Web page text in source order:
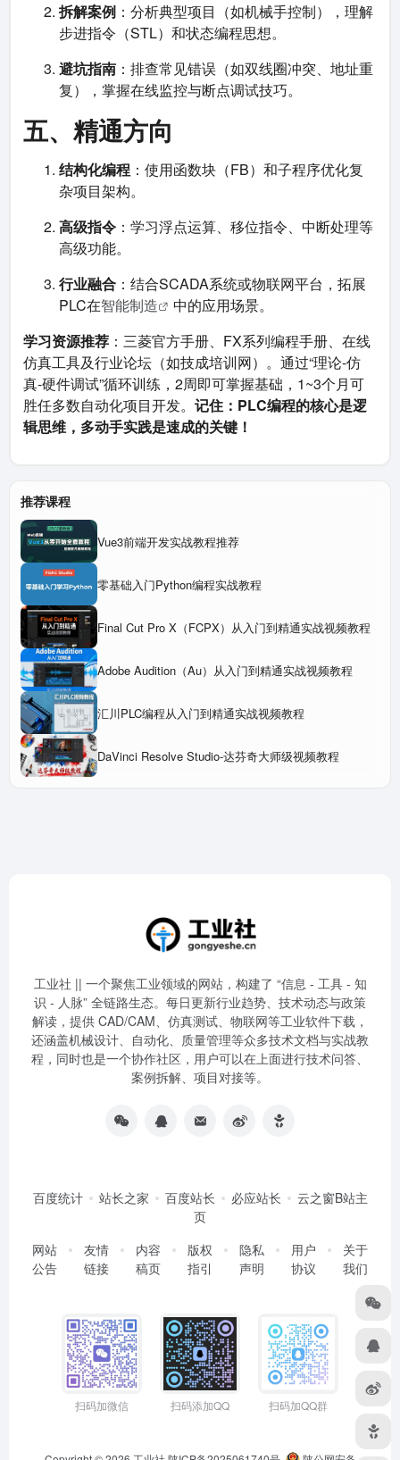
拆解案例 ：分析典型项目（如机械手控制），理解
步进指令（STL）和状态编程思想。
避坑指南 ：排查常见错误（如双线圈冲突、地址重
复），掌握在线监控与断点调试技巧。
五、精通方向
结构化编程 ：使用函数块（FB）和子程序优化复
杂项目架构。
高级指令 ：学习浮点运算、移位指令、中断处理等
高级功能。
行业融合 ：结合SCADA系统或物联网平台，拓展
PLC在智能制造
中的应用场景。
学习资源推荐 ：三菱官方手册、FX系列编程手册、在线
仿真工具及行业论坛（如技成培训网）。通过“理论-仿
真-硬件调试”循环训练，2周即可掌握基础，1~3个月可
胜任多数自动化项目开发。 记住：PLC编程的核心是逻
辑思维，多动手实践是速成的关键！
推荐课程
Vue3前端开发实战教程推荐
零基础入门Python编程实战教程
Final Cut Pro X（FCPX）从入门到精通实战视频教程
Adobe Audition（Au）从入门到精通实战视频教程
汇川PLC编程从入门到精通实战视频教程
DaVinci Resolve Studio-达芬奇大师级视频教程
工业社 || 一个聚焦工业领域的网站，构建了 “信息 - 工具 - 知
识 - 人脉” 全链路生态。每日更新行业趋势、技术动态与政策
解读，提供 CAD/CAM、仿真测试、物联网等工业软件下载，
还涵盖机械设计、自动化、质量管理等众多技术文档与实战教
程，同时也是一个协作社区，用户可以在上面进行技术问答、
案例拆解、项目对接等。
百度统计 站长之家 百度站长 必应站长
云之窗B站主
页
网站
公告
友情
链接
内容
稿页
版权
指引
隐私
声明
用户
协议
关于
我们
扫码加微信 扫码添加QQ 扫码加QQ群